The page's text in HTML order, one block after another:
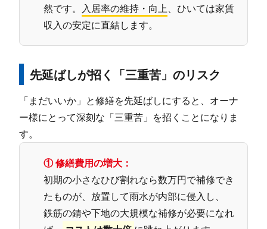
然です。 入居率の維持・向上、ひいては家賃
収入の安定に直結します。
先延ばしが招く「三重苦」のリスク
「まだいいか」と修繕を先延ばしにすると、オーナ
ー様にとって深刻な「三重苦」を招くことになりま
す。
① 修繕費用の増大：
初期の小さなひび割れなら数万円で補修でき
たものが、放置して雨水が内部に侵入し、
鉄筋の錆や下地の大規模な補修が必要になれ